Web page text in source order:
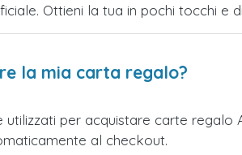
Ottieni la tua in pochi tocchi e
la mia carta regalo?
per acquistare carte
al checkout.